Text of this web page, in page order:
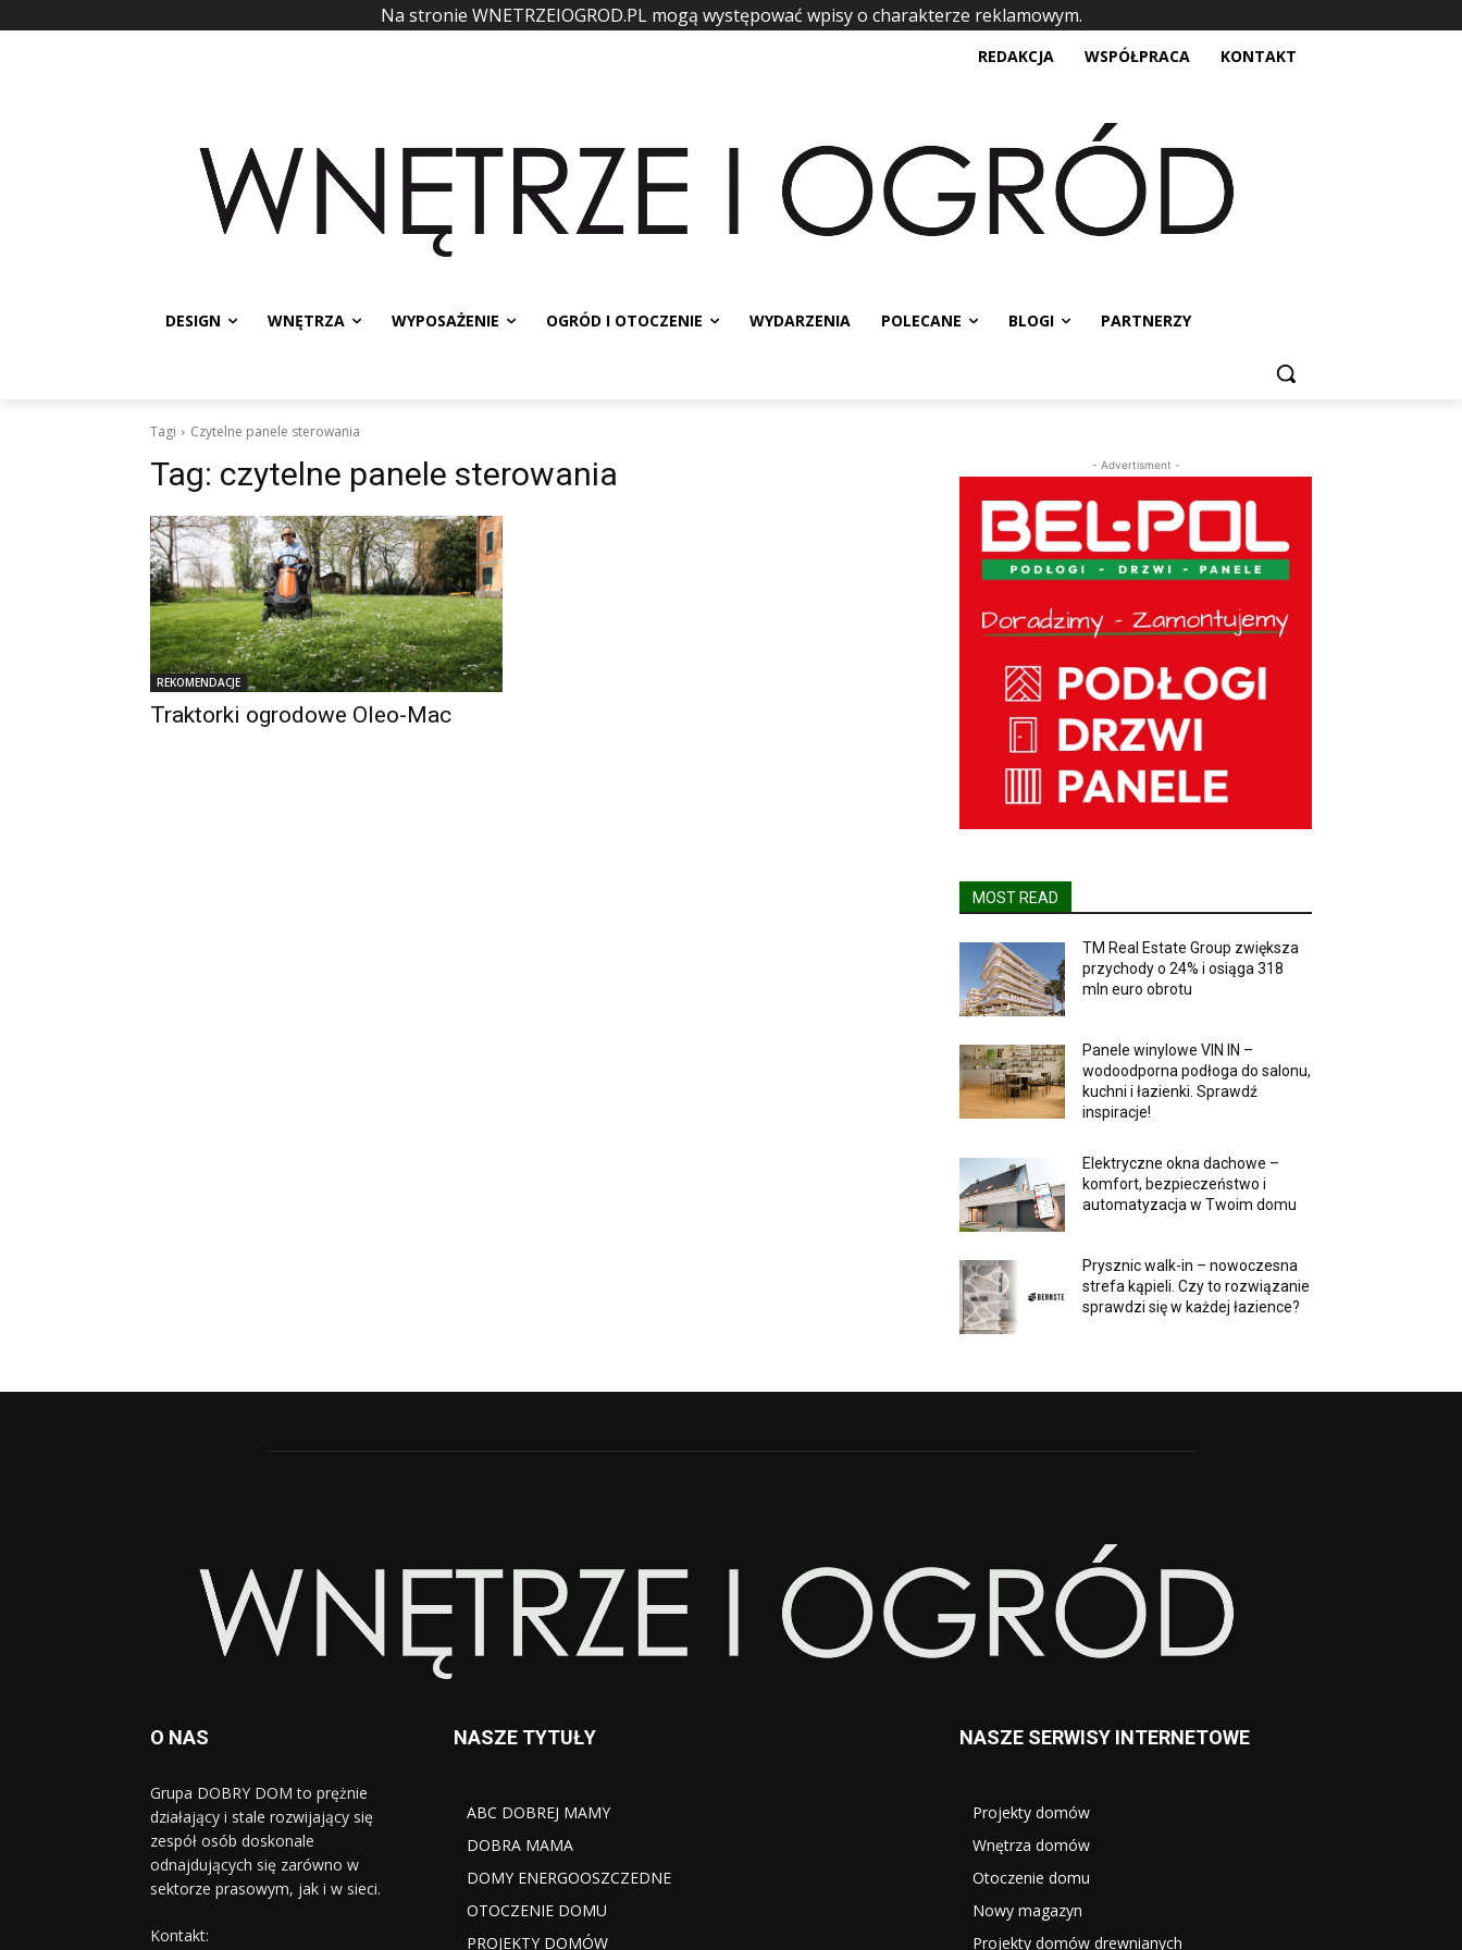
Na stronie WNETRZEIOGROD.PL mogą występować wpisy o charakterze reklamowym.
REDAKCJA WSPÓŁPRACA KONTAKT
DESIGN WNĘTRZA WYPOSAŻENIE OGRÓD I OTOCZENIE WYDARZENIA POLECANE BLOGI PARTNERZY
Tagi Czytelne panele sterowania
Tag: czytelne panele sterowania
REKOMENDACJE
Traktorki ogrodowe Oleo-Mac
- Advertisment -
MOST READ
TM Real Estate Group zwiększa
przychody o 24% i osiąga 318
mln euro obrotu
Panele winylowe VIN IN –
wodoodporna podłoga do salonu,
kuchni i łazienki. Sprawdź
inspiracje!
Elektryczne okna dachowe –
komfort, bezpieczeństwo i
automatyzacja w Twoim domu
Prysznic walk-in – nowoczesna
strefa kąpieli. Czy to rozwiązanie
sprawdzi się w każdej łazience?
O NAS
Grupa DOBRY DOM to prężnie
działający i stale rozwijający się
zespół osób doskonale
odnajdujących się zarówno w
sektorze prasowym, jak i w sieci.
Kontakt:
NASZE TYTUŁY
ABC DOBREJ MAMY
DOBRA MAMA
DOMY ENERGOOSZCZEDNE
OTOCZENIE DOMU
PROJEKTY DOMÓW
NASZE SERWISY INTERNETOWE
Projekty domów
Wnętrza domów
Otoczenie domu
Nowy magazyn
Projekty domów drewnianych